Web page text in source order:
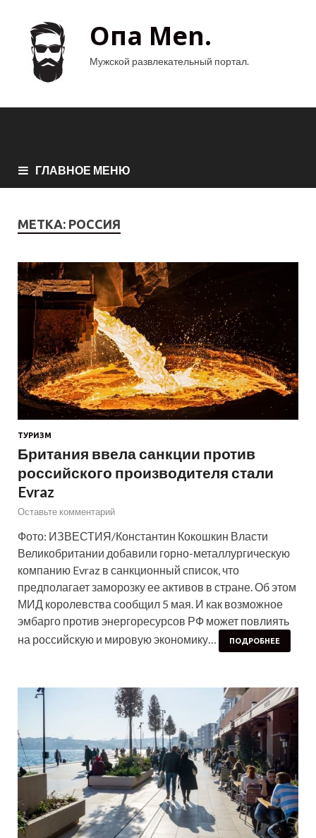
Опа Men.
Мужской развлекательный портал.
ГЛАВНОЕ МЕНЮ
МЕТКА: РОССИЯ
ТУРИЗМ
Британия ввела санкции против
российского производителя стали
Evraz
Оставьте комментарий
Фото: ИЗВЕСТИЯ/Константин Кокошкин Власти
Великобритании добавили горно-металлургическую
компанию Evraz в санкционный список, что
предполагает заморозку ее активов в стране. Об этом
МИД королевства сообщил 5 мая. И как возможное
эмбарго против энергоресурсов РФ может повлиять
на российскую и мировую экономику…
ПОДРОБНЕЕ